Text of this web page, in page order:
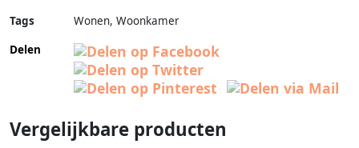
Tags
Wonen, Woonkamer
Delen
Vergelijkbare producten